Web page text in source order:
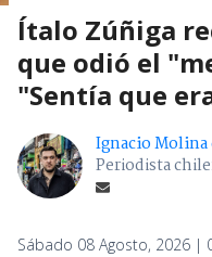
Ítalo Zúñiga
que odió el
"Sentía que
Ignacio Molina
Periodista
Sábado 08 Agosto, 2026 |